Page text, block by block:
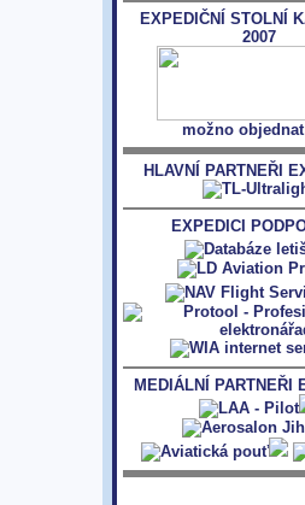
EXPEDIČNÍ STOLNÍ
2007
možno
HLAVNÍ PARTNEŘI
EXPEDICI
MEDIÁLNÍ PARTNEŘI